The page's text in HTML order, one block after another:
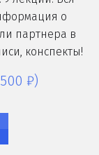
о
партнера в
конспекты!
₽)